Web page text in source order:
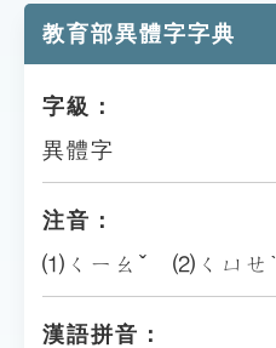
貓頭鷹博士
教育部異體字字典
字級：
異體字
注音：
⑴ㄑㄧㄠˇ ⑵ㄑㄩㄝˋ
漢語拼音：